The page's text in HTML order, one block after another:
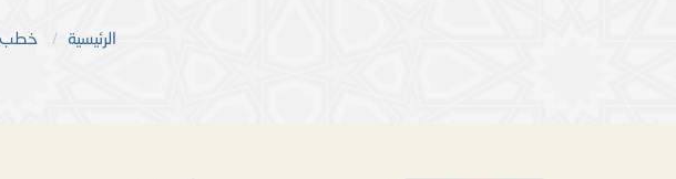
الرئيسية خطب